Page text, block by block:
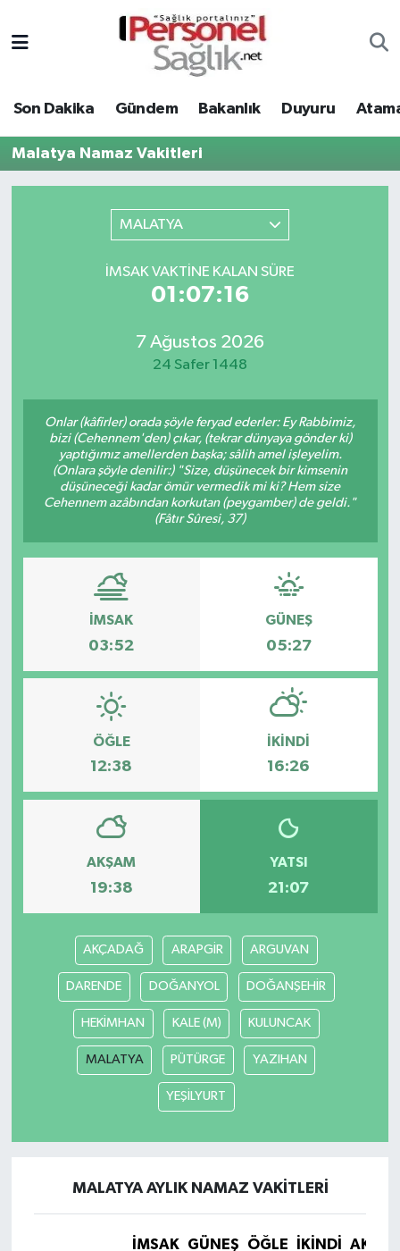
Son Dakika Gündem Bakanlık Duyuru
Malatya Namaz Vakitleri
MALATYA
İMSAK VAKTINE KALAN SÜRE
01:07:16
7 Ağustos 2026
24 Safer 1448
Onlar (kâfirler) orada şöyle feryad ederler: Ey Rabbimiz,
bizi (Cehennem'den) çıkar, (tekrar dünyaya gönder ki)
yaptığımız amellerden başka; sâlih amel işleyelim.
(Onlara şöyle denilir:) "Size, düşünecek bir kimsenin
düşüneceği kadar ömür vermedik mi ki? Hem size
Cehennem azâbından korkutan (peygamber) de geldi."
(Fâtır Sûresi, 37)
İMSAK
03:52
GÜNEŞ
05:27
ÖĞLE
12:38
İKINDI
16:26
AKŞAM
19:38
YATSI
21:07
AKÇADAĞ ARAPGİR ARGUVAN
DARENDE DOĞANYOL DOĞANŞEHİR
HEKİMHAN KALE (M) KULUNCAK
MALATYA PÜTÜRGE YAZIHAN
YEŞİLYURT
MALATYA AYLIK NAMAZ VAKITLERI
İMSAK GÜNEŞ ÖĞLE İKINDI
Gündem
Bakanlık
Nöbetçi Eczaneler
Hava Durumu
Trafik Durumu
Son Dakika Haberleri